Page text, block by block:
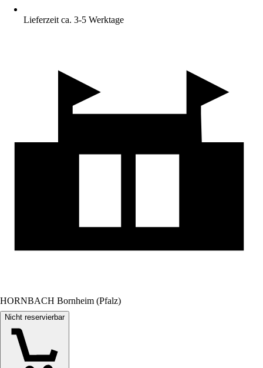
Lieferzeit ca. 3-5 Werktage
HORNBACH Bornheim (Pfalz)
Nicht reservierbar